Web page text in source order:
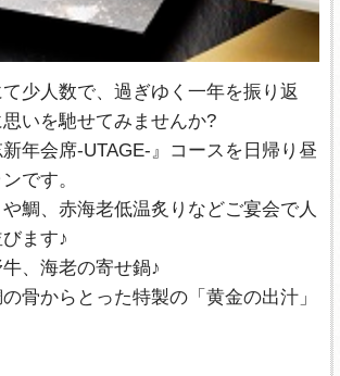
少人数で、過ぎゆく一年を振り返
いを馳せてみませんか?
年会席-UTAGE-』コースを日帰り昼
です。
鯛、赤海老低温炙りなどご宴会で人
ます♪
、海老の寄せ鍋♪
骨からとった特製の「黄金の出汁」